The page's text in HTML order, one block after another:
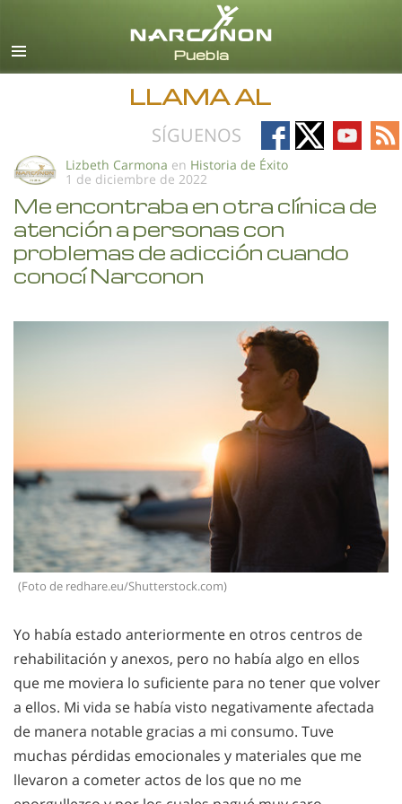
Español
Todas las Regiones/Idiomas
LLAMA AL
SÍGUENOS
Follow
on
Follow
on
Follow
on
on
Lizbeth Carmona en Historia de Éxito
1 de diciembre de 2022
Me encontraba en otra clínica de
atención a personas con
problemas de adicción cuando
conocí Narconon
(Foto de redhare.eu/Shutterstock.com)
Yo había estado anteriormente en otros centros de
rehabilitación y anexos, pero no había algo en ellos
que me moviera lo suficiente para no tener que volver
a ellos. Mi vida se había visto negativamente afectada
de manera notable gracias a mi consumo. Tuve
muchas pérdidas emocionales y materiales que me
llevaron a cometer actos de los que no me